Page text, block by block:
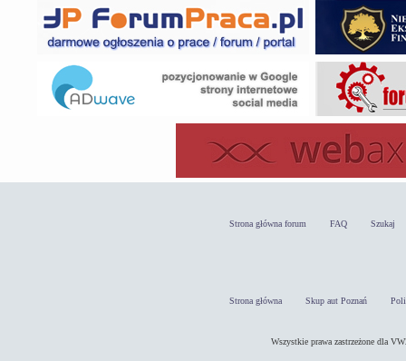
Strona główna forum FAQ Szukaj
Strona główna Skup aut Poznań
Wszystkie prawa zastrzeżone dla